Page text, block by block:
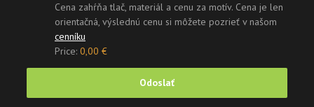
Cena zahŕňa tlač, materiál a cenu za motív. Cena je len
orientačná, výslednú cenu si môžete pozrieť v našom
cenníku
Price: 0,00 €